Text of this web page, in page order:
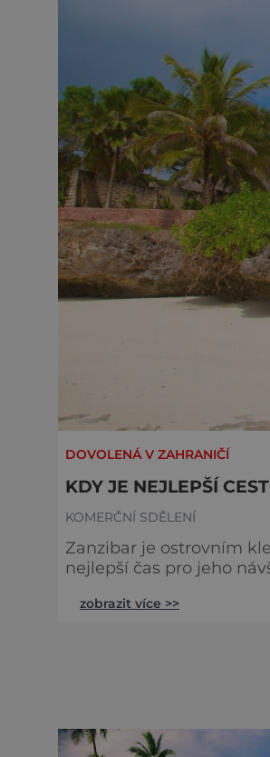
DOVOLENÁ V ZAHRANIČÍ
KDY JE NEJLEPŠÍ
KOMERČNÍ SDĚLENÍ
Zanzibar je ostrovním
nejlepší čas pro jeho
období monzunových
zobrazit více >>